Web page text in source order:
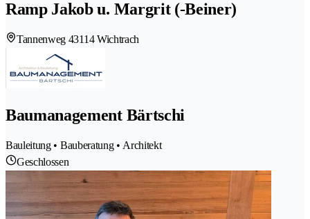
Ramp Jakob u. Margrit (-Beiner)
Tannenweg 43114 Wichtrach
Baumanagement Bärtschi
Bauleitung • Bauberatung • Architekt
Geschlossen